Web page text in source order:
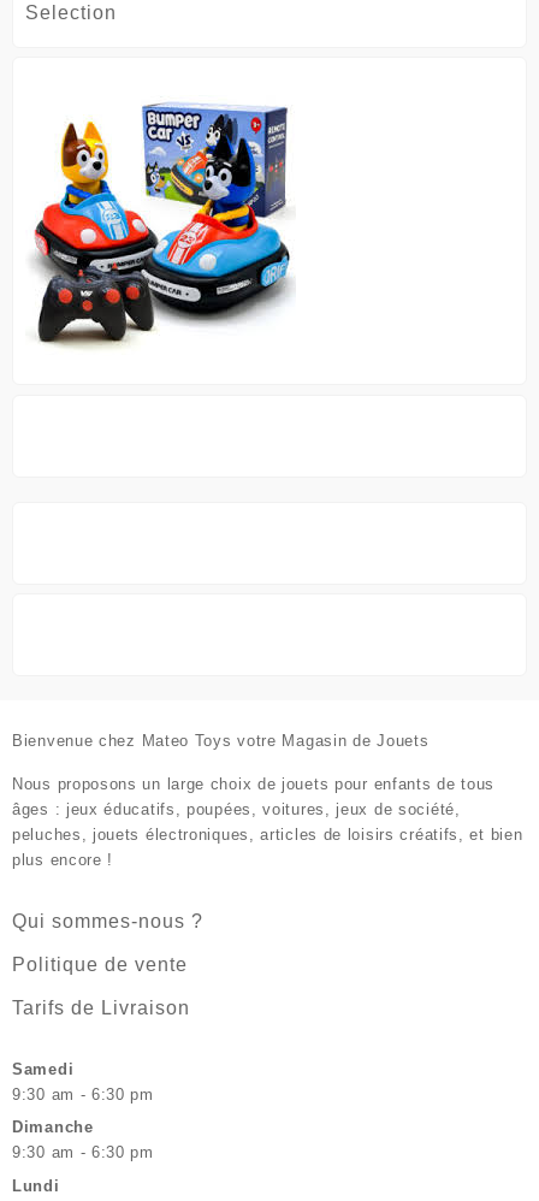
Selection
Bienvenue chez Mateo Toys votre Magasin de Jouets
Nous proposons un large choix de jouets pour enfants de tous
âges : jeux éducatifs, poupées, voitures, jeux de société,
peluches, jouets électroniques, articles de loisirs créatifs, et bien
plus encore !
Qui sommes-nous ?
Politique de vente
Tarifs de Livraison
Samedi
9:30 am - 6:30 pm
Dimanche
9:30 am - 6:30 pm
Lundi